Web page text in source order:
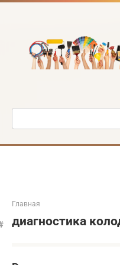
Перейти
Поиск:
Главная
диагностика